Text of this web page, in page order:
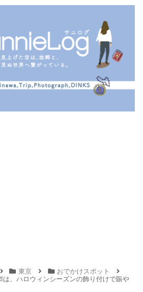
東京
おでかけスポット
は、ハロウィンシーズンの飾り付けで賑や